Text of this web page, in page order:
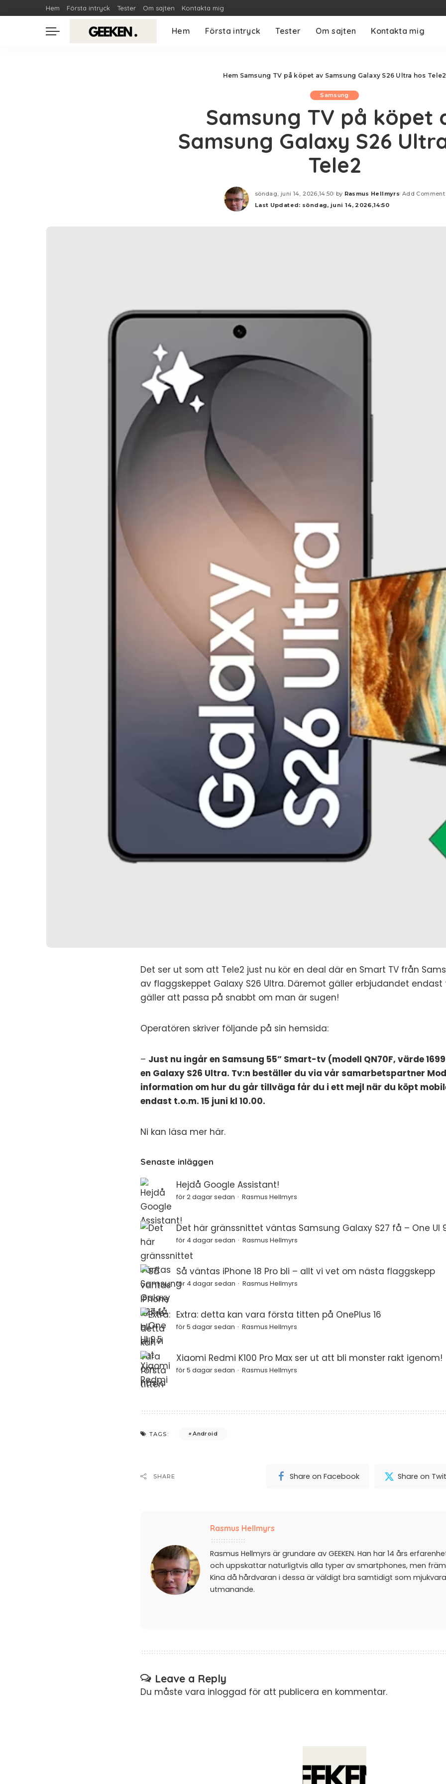
Hem Första intryck Tester Om sajten Kontakta mig
Hem Första intryck Tester Om sajten Kontakta mig
Hem Samsung TV på köpet av Samsung Galaxy S26 Ultra hos Tele2
Samsung
Samsung TV på köpet
Samsung Galaxy S26
Tele2
söndag, juni 14, 2026,14:50
Posted
by
by Rasmus Hellmyrs Add Comment
Last Updated: söndag, juni 14, 2026,14:50
Det ser ut som att Tele2 just nu kör en deal där en Smart TV från
av flaggskeppet Galaxy S26 Ultra. Däremot gäller erbjudandet endast
gäller att passa på snabbt om man är sugen!
Operatören skriver följande på sin hemsida:
– Just nu ingår en Samsung 55” Smart-tv (modell QN70F, värde
en Galaxy S26 Ultra. Tv:n beställer du via vår samarbetspartner
information om hur du går tillväga får du i ett mejl när du köpt
endast t.o.m. 15 juni kl 10.00.
Ni kan läsa mer här.
Senaste inläggen
Hejdå Google Assistant!
för 2 dagar sedan Rasmus Hellmyrs
Det här gränssnittet väntas Samsung Galaxy S27 få – One UI
för 4 dagar sedan Rasmus Hellmyrs
Så väntas iPhone 18 Pro bli – allt vi vet om nästa flaggskepp
för 4 dagar sedan Rasmus Hellmyrs
Extra: detta kan vara första titten på OnePlus 16
för 5 dagar sedan Rasmus Hellmyrs
Xiaomi Redmi K100 Pro Max ser ut att bli monster rakt igenom!
för 5 dagar sedan Rasmus Hellmyrs
TAGS: Android
SHARE Share on Facebook Share on
Rasmus Hellmyrs
Rasmus Hellmyrs är grundare av GEEKEN. Han har 14 års
och uppskattar naturligtvis alla typer av smartphones, men
Kina då hårdvaran i dessa är väldigt bra samtidigt som
utmanande.
Leave a Reply
Du måste vara inloggad för att publicera en kommentar.